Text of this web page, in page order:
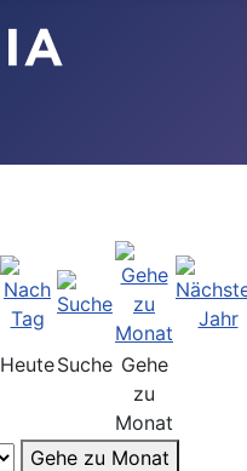
HeuteSuche Gehe
zu
Monat
Gehe zu Monat